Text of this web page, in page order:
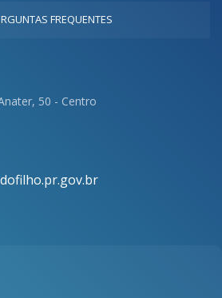
FREQUENTES
50 - Centro